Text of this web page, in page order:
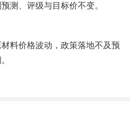
测、评级与目标价不变。
料价格波动，政策落地不及预